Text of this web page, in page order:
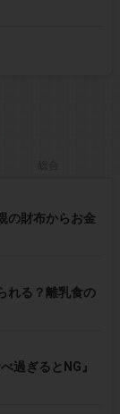
の財布からお金
れる？離乳食の
過ぎるとNG』